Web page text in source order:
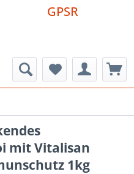
GPSR
mit Vitalisan
1kg